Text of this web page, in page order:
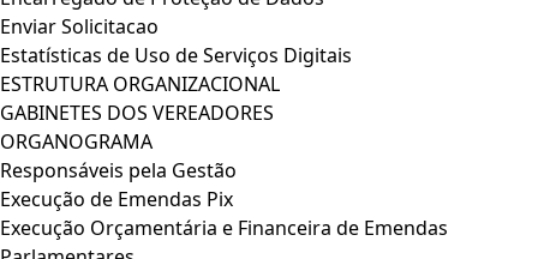
Enviar Solicitacao
Estatísticas de Uso de Serviços Digitais
ESTRUTURA ORGANIZACIONAL
GABINETES DOS VEREADORES
ORGANOGRAMA
Responsáveis pela Gestão
Execução de Emendas Pix
Execução Orçamentária e Financeira de Emendas